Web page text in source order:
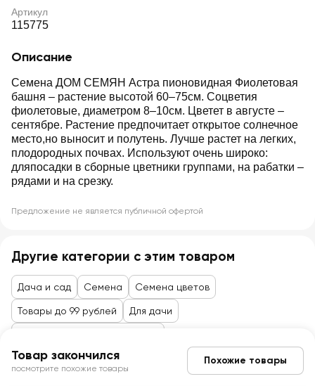
Артикул
115775
Описание
Семена ДОМ СЕМЯН Астра пионовидная Фиолетовая
башня – растение высотой 60–75см. Соцветия
фиолетовые, диаметром 8–10см. Цветет в августе –
сентябре. Растение предпочитает открытое солнечное
место,но выносит и полутень. Лучше растет на легких,
плодородных почвах. Используют очень широко:
дляпосадки в сборные цветники группами, на рабатки –
рядами и на срезку.
Предложение не является публичной офертой
Другие категории с этим товаром
Дача и сад Семена Семена цветов
Товары до 99 рублей Для дачи
Товар закончился
посмотрите похожие товары
Похожие товары